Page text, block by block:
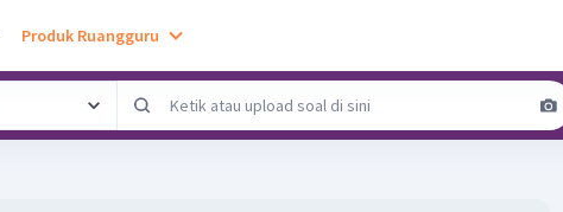
Produk Ruangguru